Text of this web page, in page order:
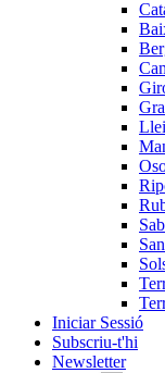
Iniciar Sessió
Subscriu-t'hi
Newsletter